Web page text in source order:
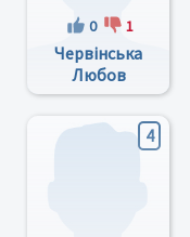
0 1
Червінська
Любов
Петрівна
4